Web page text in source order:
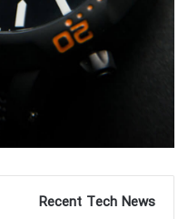
Recent Tech News